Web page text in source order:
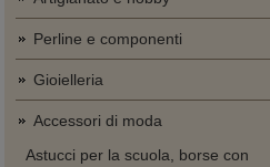
Perline e componenti
Gioielleria
Accessori di moda
Astucci per la scuola, borse con